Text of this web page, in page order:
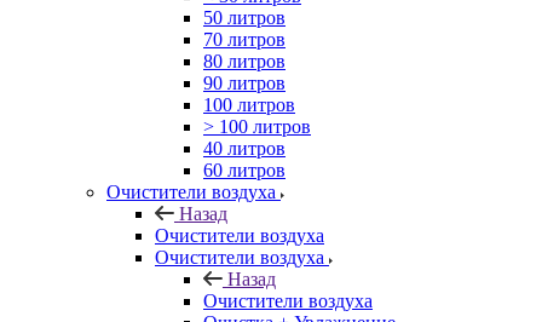
50 литров
70 литров
80 литров
90 литров
100 литров
> 100 литров
40 литров
60 литров
Очистители воздуха
Назад
Очистители воздуха
Очистители воздуха
Назад
Очистители воздуха